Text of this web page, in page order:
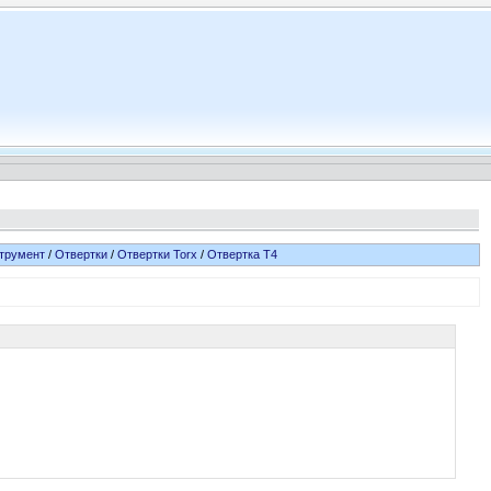
/ Отвертки/ Отвертки Torx /Отвертка T4